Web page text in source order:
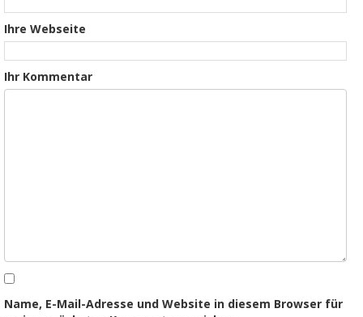
Ihre Webseite
Ihr Kommentar
Name, E-Mail-Adresse und Website in diesem Browser für